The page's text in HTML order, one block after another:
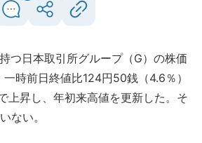
つ日本取引所グループ（G）の株価
時前日終値比124円50銭（4.6％）
上昇し、年初来高値を更新した。そ
ない。